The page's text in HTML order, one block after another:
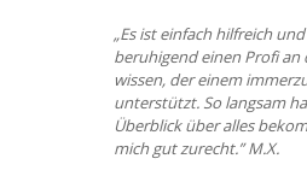
„Es ist einfach hilfreich
beruhigend einen Profi an
wissen, der einem
unterstützt. So langsam
Überblick über alles
mich gut zurecht.” M.X.